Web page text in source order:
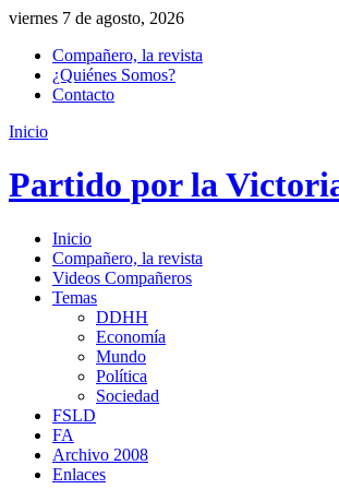
viernes 7 de agosto, 2026
Compañero, la revista
¿Quiénes Somos?
Contacto
Inicio
Partido por la
Inicio
Compañero, la revista
Videos Compañeros
Temas
DDHH
Economía
Mundo
Política
Sociedad
FSLD
FA
Archivo 2008
Enlaces